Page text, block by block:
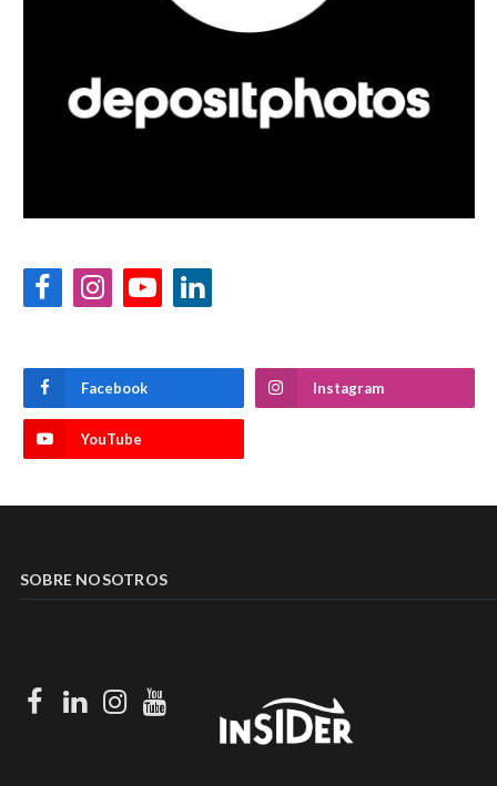
FacebookInstagramYouTubeLinkedIn
Facebook Instagram
YouTube
SOBRE NOSOTROS
Facebook
LinkedIn
Instagram
Youtube